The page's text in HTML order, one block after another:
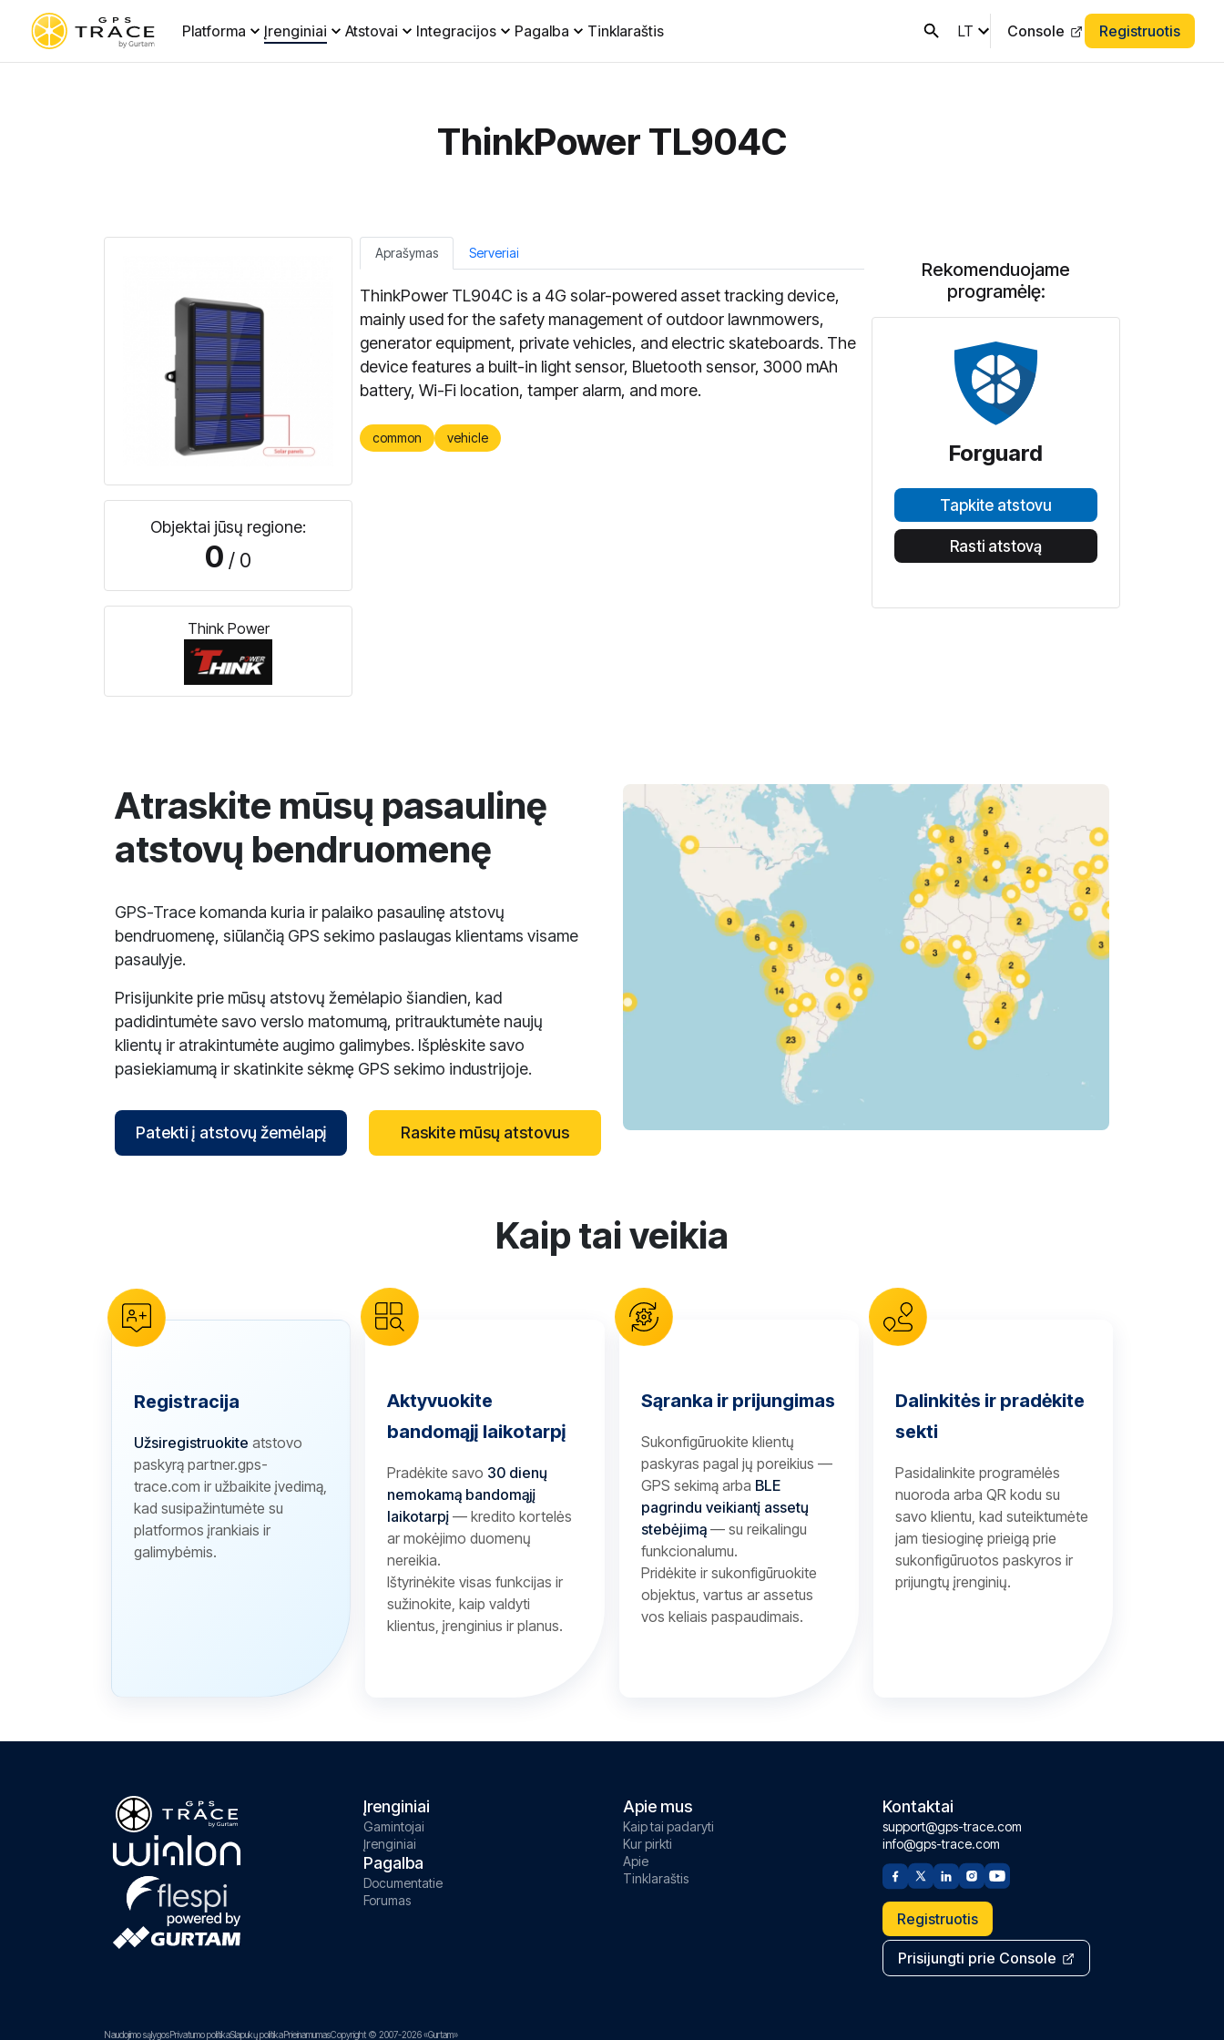
Platforma Įrenginiai Atstovai Integracijos Pagalba Tinklaraštis LT Console Registruotis
ThinkPower TL904C
Objektai jūsų regione:
0 / 0
Think Power
Aprašymas Serveriai
ThinkPower TL904C is a 4G solar-powered asset tracking device,
mainly used for the safety management of outdoor lawnmowers,
generator equipment, private vehicles, and electric skateboards. The
device features a built-in light sensor, Bluetooth sensor, 3000 mAh
battery, Wi-Fi location, tamper alarm, and more.
common vehicle
Rekomenduojame
programėlę:
Forguard
Tapkite atstovu
Rasti atstovą
Atraskite mūsų pasaulinę
atstovų bendruomenę
GPS-Trace komanda kuria ir palaiko pasaulinę atstovų
bendruomenę, siūlančią GPS sekimo paslaugas klientams visame
pasaulyje.
Prisijunkite prie mūsų atstovų žemėlapio šiandien, kad
padidintumėte savo verslo matomumą, pritrauktumėte naujų
klientų ir atrakintumėte augimo galimybes. Išplėskite savo
pasiekiamumą ir skatinkite sėkmę GPS sekimo industrijoje.
Patekti į atstovų žemėlapį Raskite mūsų atstovus
Kaip tai veikia
Registracija
Užsiregistruokite atstovo
paskyrą partner.gps-
trace.com ir užbaikite įvedimą,
kad susipažintumėte su
platformos įrankiais ir
galimybėmis.
Aktyvuokite
bandomąjį laikotarpį
Pradėkite savo 30 dienų
nemokamą bandomąjį
laikotarpį — kredito kortelės
ar mokėjimo duomenų
nereikia.
Ištyrinėkite visas funkcijas ir
sužinokite, kaip valdyti
klientus, įrenginius ir planus.
Sąranka ir prijungimas
Sukonfigūruokite klientų
paskyras pagal jų poreikius —
GPS sekimą arba BLE
pagrindu veikiantį assetų
stebėjimą — su reikalingu
funkcionalumu.
Pridėkite ir sukonfigūruokite
objektus, vartus ar assetus
vos keliais paspaudimais.
Dalinkitės ir pradėkite
sekti
Pasidalinkite programėlės
nuoroda arba QR kodu su
savo klientu, kad suteiktumėte
jam tiesioginę prieigą prie
sukonfigūruotos paskyros ir
prijungtų įrenginių.
Įrenginiai
Gamintojai
Įrenginiai
Pagalba
Documentatie
Forumas
Apie mus
Kaip tai padaryti
Kur pirkti
Apie
Tinklaraštis
Kontaktai
support@gps-trace.com
info@gps-trace.com
Registruotis
Prisijungti prie Console
Naudojimo sąlygosPrivatumo politikaSlapukų politikaPrieinamumasCopyright © 2007-2026 «Gurtam»